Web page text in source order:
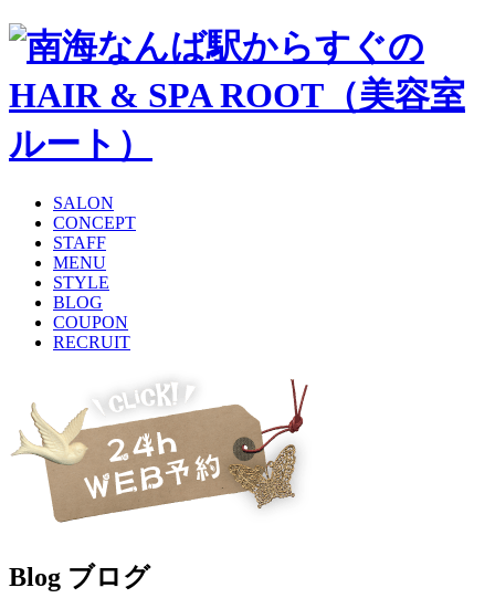
SALON
CONCEPT
STAFF
MENU
STYLE
BLOG
COUPON
RECRUIT
Blog ブログ